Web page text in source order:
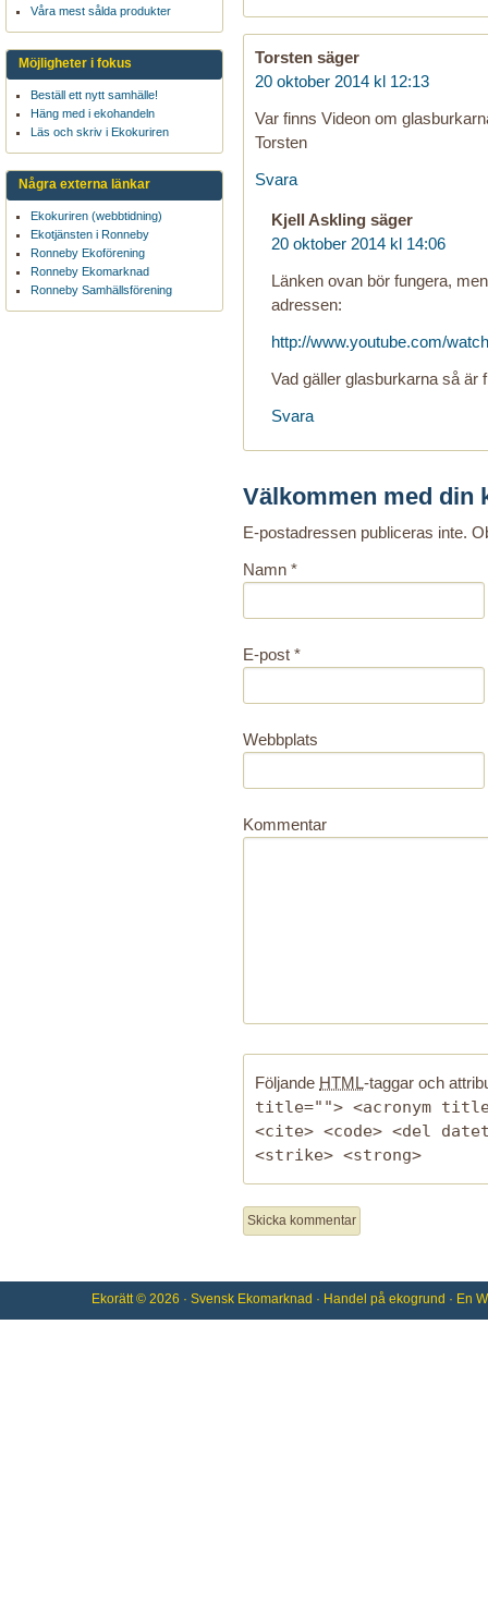
Torsten säger
20 oktober 2014 kl 12:13
Var finns Videon om
Torsten
Svara
Kjell Askling säger
20 oktober 2014 kl 14:06
Länken ovan bör fungera,
adressen:
http://www.youtube.com/
Vad gäller glasburkarna så är
Svara
Välkommen med din
E-postadressen publiceras inte.
Namn *
E-post *
Webbplats
Kommentar
Följande HTML-taggar och
title=""> <acronym
<cite> <code> <del
<strike> <strong>
Våra mest sålda produkter
Möjligheter i fokus
Beställ ett nytt samhälle!
Häng med i ekohandeln
Läs och skriv i Ekokuriren
Några externa länkar
Ekokuriren (webbtidning)
Ekotjänsten i Ronneby
Ronneby Ekoförening
Ronneby Ekomarknad
Ronneby Samhällsförening
Ekorätt© 2026 ·Svensk Ekomarknad · Handel påekogrund · En